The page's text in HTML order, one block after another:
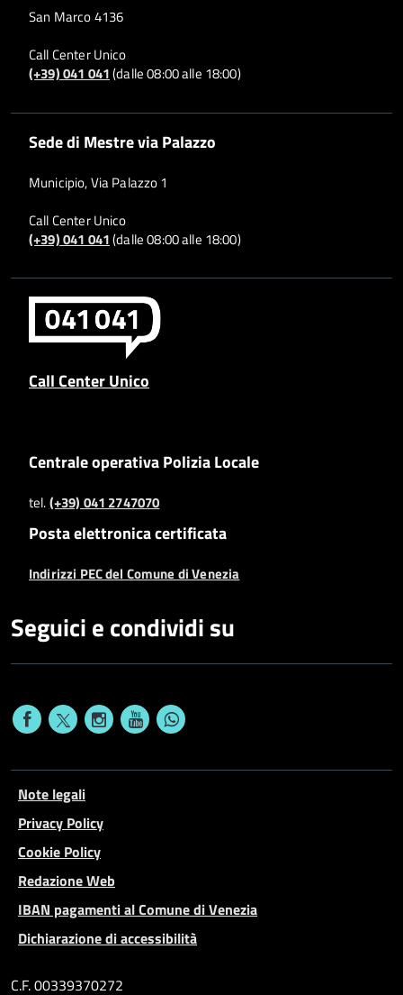
San Marco 4136
Call Center Unico
(+39) 041 041(dalle 08:00 alle 18:00)
Sede di Mestre via Palazzo
Municipio, Via Palazzo 1
Call Center Unico
(+39) 041 041(dalle 08:00 alle 18:00)
Call Center Unico
Centrale operativa Polizia Locale
tel.(+39) 041 2747070
Posta elettronica certificata
Indirizzi PEC del Comune di Venezia
Seguici e condividi su
Note legali
Privacy Policy
Cookie Policy
Redazione Web
IBAN pagamenti al Comune di Venezia
Dichiarazione di accessibilità
C.F. 00339370272